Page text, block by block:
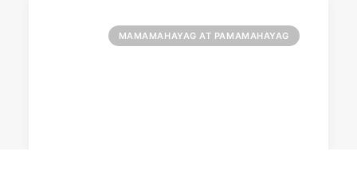
MAMAMAHAYAG AT PAMAMAHAYAG